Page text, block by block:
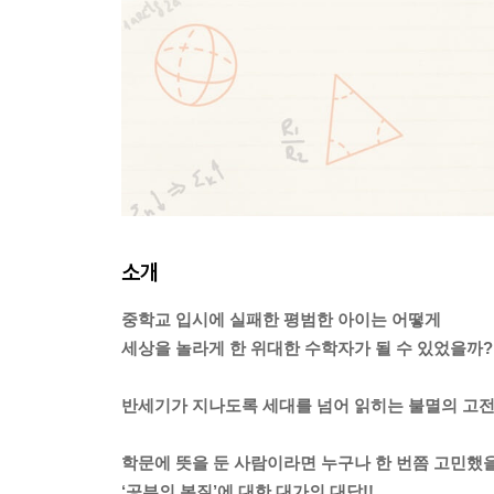
소개
중학교 입시에 실패한 평범한 아이는 어떻게
세상을 놀라게 한 위대한 수학자가 될 수 있었을까?
반세기가 지나도록 세대를 넘어 읽히는 불멸의 고
학문에 뜻을 둔 사람이라면 누구나 한 번쯤 고민했